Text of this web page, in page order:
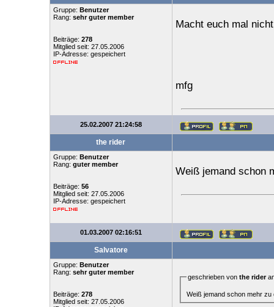
Gruppe: Benutzer
Rang: sehr guter member
Beiträge: 278
Mitglied seit: 27.05.2006
IP-Adresse: gespeichert
Macht euch mal
mfg
25.02.2007 21:24:58
the rider
Gruppe: Benutzer
Rang: guter member
Beiträge: 56
Mitglied seit: 27.05.2006
IP-Adresse: gespeichert
Weiß jemand schon
01.03.2007 02:16:51
Salvatore
Gruppe: Benutzer
Rang: sehr guter member
Beiträge: 278
Mitglied seit: 27.05.2006
geschrieben von the rider
Weiß jemand schon mehr zu